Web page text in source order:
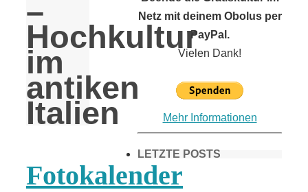
–
Hochkultur
im
antiken
Italien
Fotokalender
Netz mit deinem Obolus per
PayPal.
Vielen Dank!
Mehr Informationen
LETZTE POSTS